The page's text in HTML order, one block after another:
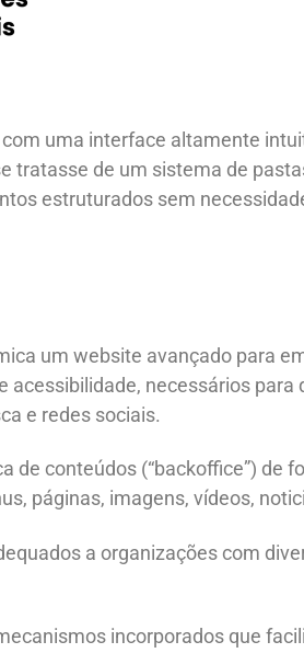
uma interface altamente
de um sistema de
estruturados sem
um website avançado para
necessários
e redes sociais.
conteúdos (“backoffice”) de
páginas, imagens, vídeos,
a organizações com
incorporados que